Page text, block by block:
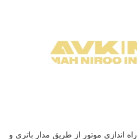
راه‌ اندازی موتور از طریق مدار باتری و